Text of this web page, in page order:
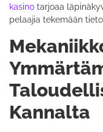
kasino tarjoaa
pelaajia tekemään
Kannalta